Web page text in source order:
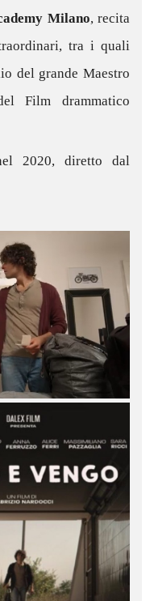
Milano, recita
tra i quali
del grande Maestro
Film drammatico
2020, diretto dal